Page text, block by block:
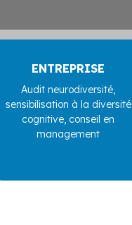
ENTREPRISE
Audit neurodiversité,
sensibilisation à la diversité
cognitive, conseil en
management